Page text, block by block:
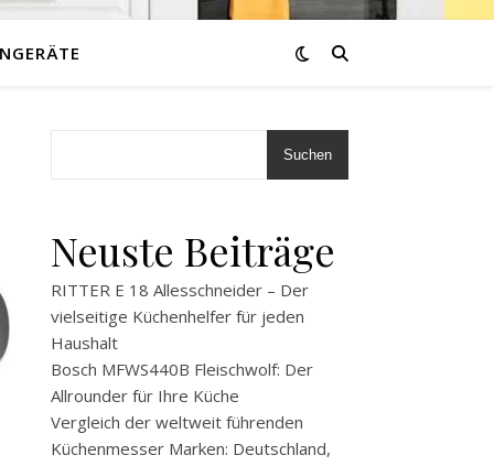
Suchen
Neuste Beiträge
RITTER E 18 Allesschneider – Der
vielseitige Küchenhelfer für jeden
Haushalt
Bosch MFWS440B Fleischwolf: Der
Allrounder für Ihre Küche
Vergleich der weltweit führenden
Küchenmesser Marken: Deutschland,